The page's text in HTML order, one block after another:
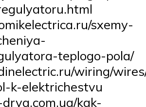
sxemy-
teplogo-pola/
wiring/
k-elektrichestvu
kak-